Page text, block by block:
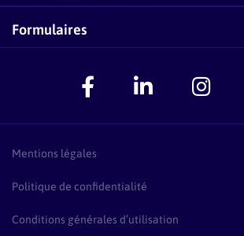
Zetwal dans les médias
Espace Accompagnateurs
Conseillers-Entreprises
Présentation Pass Créa
F.A.Q Pass Créa
Formulaires
Mentions légales
Politique de confidentialité
Conditions générales d’utilisation